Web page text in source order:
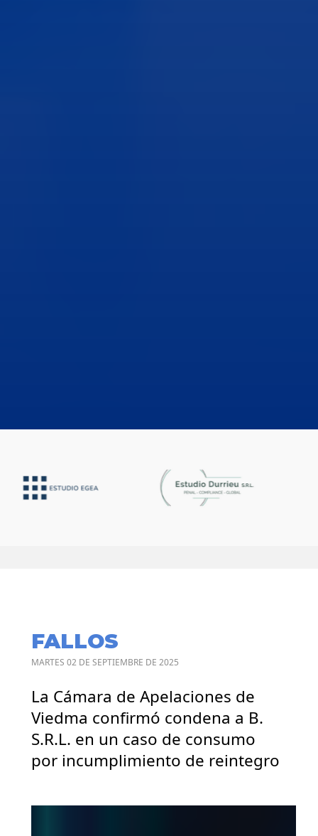
FALLOS
MARTES 02 DE SEPTIEMBRE DE 2025
La Cámara de Apelaciones de
Viedma confirmó condena a B.
S.R.L. en un caso de consumo
por incumplimiento de reintegro